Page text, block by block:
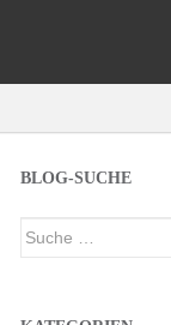
BLOG-SUCHE
Suche